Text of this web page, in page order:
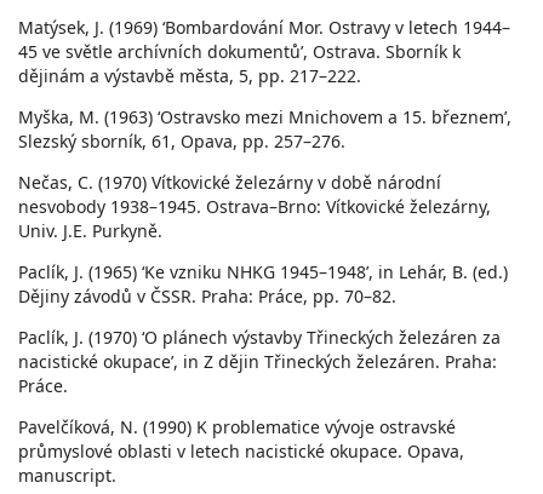
Matýsek, J. (1969) ‘Bombardování Mor. Ostravy v letech 1944–
45 ve světle archívních dokumentů’, Ostrava. Sborník k
dějinám a výstavbě města, 5, pp. 217–222.
Myška, M. (1963) ‘Ostravsko mezi Mnichovem a 15. březnem’,
Slezský sborník, 61, Opava, pp. 257–276.
Nečas, C. (1970) Vítkovické železárny v době národní
nesvobody 1938–1945. Ostrava–Brno: Vítkovické železárny,
Univ. J.E. Purkyně.
Paclík, J. (1965) ‘Ke vzniku NHKG 1945–1948’, in Lehár, B. (ed.)
Dějiny závodů v ČSSR. Praha: Práce, pp. 70–82.
Paclík, J. (1970) ‘O plánech výstavby Třineckých železáren za
nacistické okupace’, in Z dějin Třineckých železáren. Praha:
Práce.
Pavelčíková, N. (1990) K problematice vývoje ostravské
průmyslové oblasti v letech nacistické okupace. Opava,
manuscript.